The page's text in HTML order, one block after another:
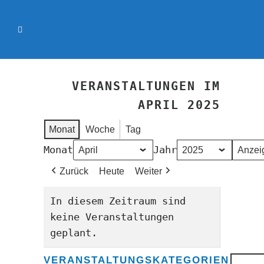
VERANSTALTUNGEN IM
APRIL 2025
Monat Woche Tag
Monat Jahr
Zurück Heute Weiter
In diesem Zeitraum sind
keine Veranstaltungen
geplant.
VERANSTALTUNGSKATEGORIEN